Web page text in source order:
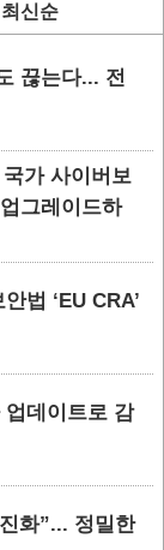
최신순
끊는다... 전
국가 사이버보
그레이드하
법 ‘EU CRA’
데이트로 감
화”... 정밀한